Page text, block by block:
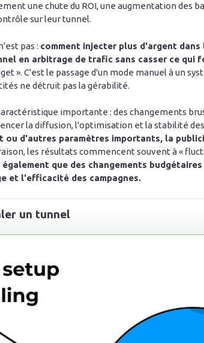
une chute du ROI, une augmentation des
sur leur tunnel.
pas : comment injecter plus d'argent
en arbitrage de trafic sans casser ce qui
». C'est le passage d'un mode manuel à un
ne détruit pas la gérabilité.
importante : des changements
la diffusion, l'optimisation et la stabilité
d'autres paramètres importants, la
les résultats commencent souvent à «
également que des changements
et l'efficacité des campagnes.
un tunnel